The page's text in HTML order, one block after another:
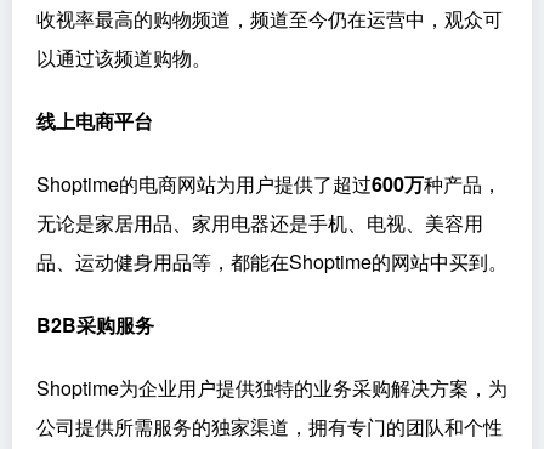
收视率最高的购物频道，频道至今仍在运营中，观众可
以通过该频道购物。
线上电商平台
Shoptime的电商网站为用户提供了超过600万种产品，
无论是家居用品、家用电器还是手机、电视、美容用
品、运动健身用品等，都能在Shoptime的网站中买到。
B2B采购服务
Shoptime为企业用户提供独特的业务采购解决方案，为
公司提供所需服务的独家渠道，拥有专门的团队和个性